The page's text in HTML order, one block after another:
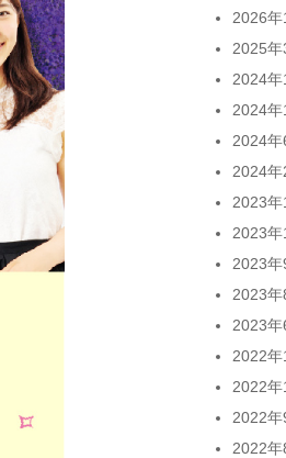
2026年
2025年
2024年
2024年
2024年
2024年
2023年
2023年
2023年
2023年
2023年
2022年
2022年
2022年
2022年